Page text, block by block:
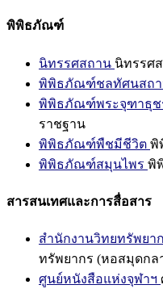
พิพิธภัณฑ์
นิทรรศสถาน นิทรรศ
พิพิธภัณฑ์ชลทัศนสถ
พิพิธภัณฑ์พระจุฑาธุช
ราชฐาน
พิพิธภัณฑ์พืชมีชีวิต พิ
พิพิธภัณฑ์สมุนไพร พิ
สารสนเทศและการสื่อสาร
สำนักงานวิทยทรัพยา
ทรัพยากร (หอสมุดกล
ศูนย์หนังสือแห่งจุฬาฯ